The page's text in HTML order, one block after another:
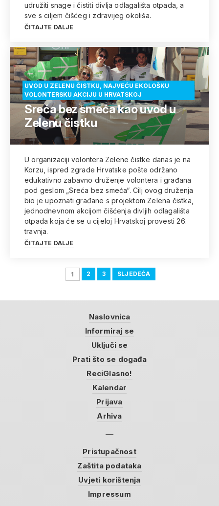
udružiti snage i čistiti divlja odlagališta otpada, a
sve s ciljem čišćeg i zdravijeg okoliša.
ČITAJTE DALJE
UVOD U ZELENU ČISTKU, NAJVEĆU EKOLOŠKU
VOLONTERSKU AKCIJU U HRVATSKOJ
Sreća bez smeća kao uvod u
Zelenu čistku
U organizaciji volontera Zelene čistke danas je na
Korzu, ispred zgrade Hrvatske pošte održano
edukativno zabavno druženje volontera i građana
pod geslom „Sreća bez smeća“. Cilj ovog druženja
bio je upoznati građane s projektom Zelena čistka,
jednodnevnom akcijom čišćenja divljih odlagališta
otpada koja će se u cijeloj Hrvatskoj provesti 26.
travnja.
ČITAJTE DALJE
1 2 3 SLJEDEĆA
Naslovnica
Informiraj se
Uključi se
Prati što se događa
ReciGlasno!
Kalendar
Prijava
Arhiva
Pristupačnost
Zaštita podataka
Uvjeti korištenja
Impressum